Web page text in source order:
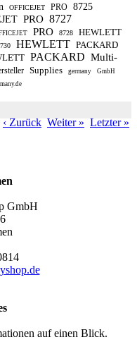
OFFICEJET PRO 8725
PRO 8727
PRO 8728 HEWLETT
HEWLETT PACKARD
PACKARD Multi-
Supplies germany GmbH
‹ Zurück Weiter » Letzter »
GmbH
auf einen Blick.